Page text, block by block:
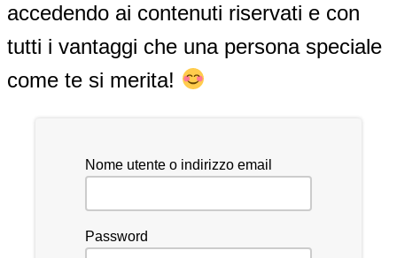
accedendo ai contenuti riservati e con
tutti i vantaggi che una persona speciale
come te si merita!
Nome utente o indirizzo email
Password